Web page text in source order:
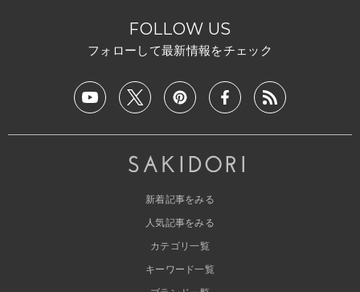
FOLLOW US
フォローして最新情報をチェック
新着記事をみる
人気記事をみる
カテゴリ一覧
キーワード一覧